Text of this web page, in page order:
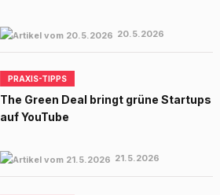
20.5.2026
PRAXIS-TIPPS
The Green Deal bringt grüne Startups
auf YouTube
21.5.2026